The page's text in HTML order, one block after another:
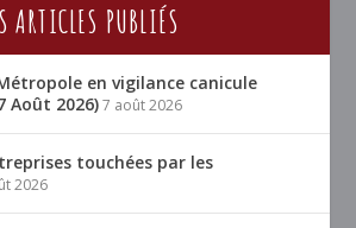
ARTICLES PUBLIÉS
en vigilance canicule
Août 2026) 7 août 2026
touchées par les
2026